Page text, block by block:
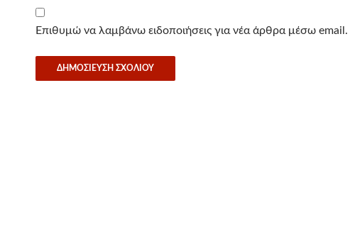
Επιθυμώ να λαμβάνω ειδοποιήσεις για νέα άρθρα μέσω email.